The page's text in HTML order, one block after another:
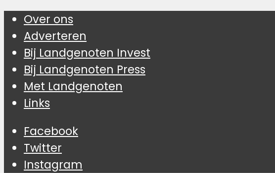
Over ons
Adverteren
Bij Landgenoten Invest
Bij Landgenoten Press
Met Landgenoten
Links
Facebook
Twitter
Instagram